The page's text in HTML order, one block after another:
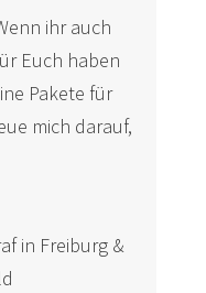
ihr auch
Euch haben
Pakete für
mich darauf,
in Freiburg &